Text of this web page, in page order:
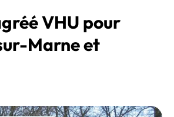
VHU pour
Marne et